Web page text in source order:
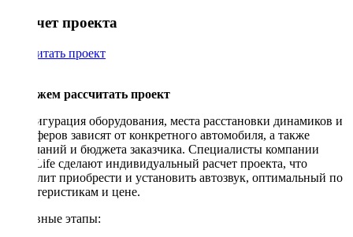
Рассчет проекта
Рассчитать проект
Поможем рассчитать проект
Конфигурация оборудования, места расстановки динамиков и
сабвуферов зависят от конкретного автомобиля, а также
пожеланий и бюджета заказчика. Специалисты компании
DriveLife сделают индивидуальный расчет проекта, что
позволит приобрести и установить автозвук, оптимальный по
характеристикам и цене.
Основные этапы: